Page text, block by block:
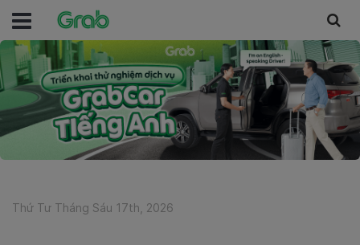
Thứ Tư Tháng Sáu 17th, 2026